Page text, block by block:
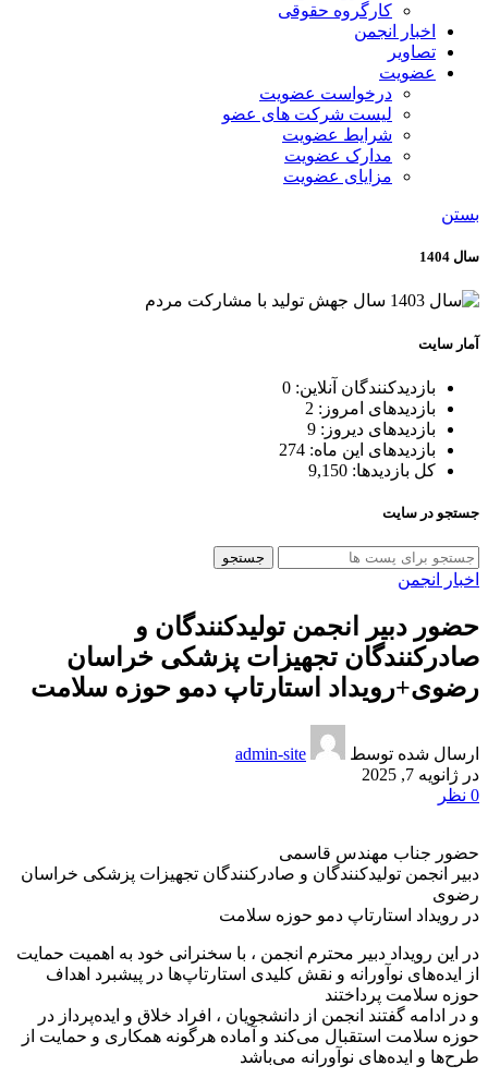
کارگروه حقوقی
اخبار انجمن
تصاویر
عضویت
درخواست عضویت
لیست شرکت های عضو
شرایط عضویت
مدارک عضویت
مزایای عضویت
بستن
سال 1404
آمار سایت
بازدیدکنندگان آنلاین: 0
بازدیدهای امروز: 2
بازدیدهای دیروز: 9
بازدیدهای این ماه: 274
کل بازدیدها: 9,150
جستجو در سایت
جستجو
اخبار انجمن
حضور دبیر انجمن تولیدکنندگان و
صادرکنندگان تجهیزات پزشکی خراسان
رضوی+رویداد استارتاپ دمو حوزه سلامت
ارسال شده توسط
admin-site
در ژانویه 7, 2025
0 نظر
حضور جناب مهندس قاسمی
دبیر انجمن تولیدکنندگان و صادرکنندگان تجهیزات پزشکی خراسان
رضوی
در رویداد استارتاپ دمو حوزه سلامت
در این رویداد دبیر محترم انجمن ، با سخنرانی خود به اهمیت حمایت
از ایده‌های نوآورانه و نقش کلیدی استارتاپ‌ها در پیشبرد اهداف
حوزه سلامت پرداختند
و در ادامه گفتند انجمن از دانشجویان ، افراد خلاق و ایده‌پرداز در
حوزه سلامت استقبال می‌کند و آماده هرگونه همکاری و حمایت از
طرح‌ها و ایده‌های نوآورانه می‌باشد